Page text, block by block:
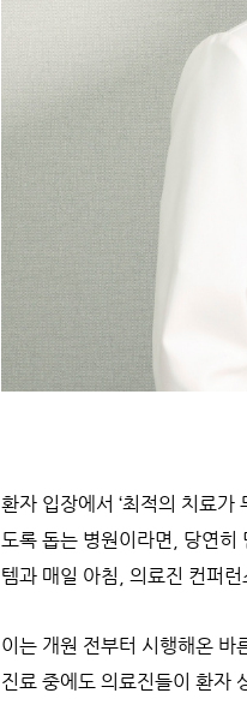
환자 입장에서 ‘최적의 치료
도록 돕는 병원이라면, 당연히
템과 매일 아침, 의료진 컨퍼
이는 개원 전부터 시행해온 바
진료 중에도 의료진들이 환자